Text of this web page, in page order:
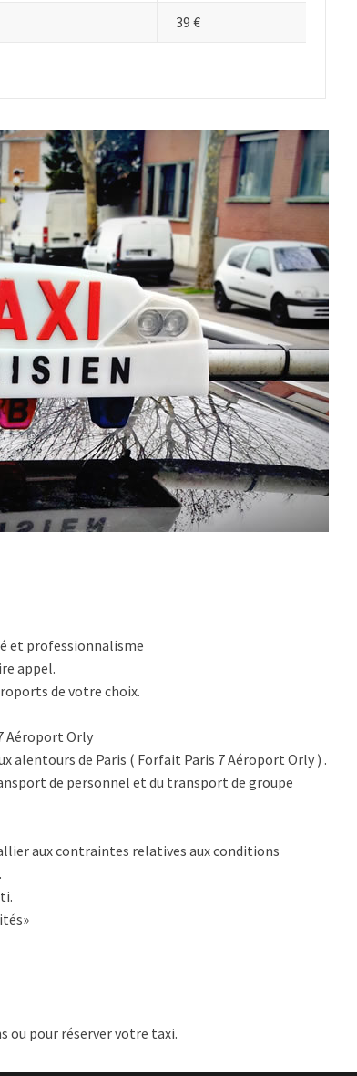
39 €
et professionnalisme
appel.
de votre choix.
Aéroport Orly
de Paris ( Forfait Paris 7 Aéroport Orly ) .
de personnel et du transport de groupe
aux contraintes relatives aux conditions
ou pour réserver votre taxi.